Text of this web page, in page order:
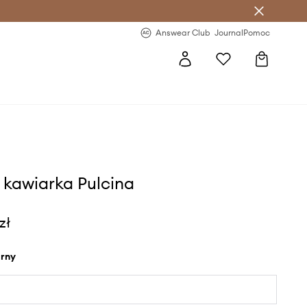
Answear Club JournalPomoc
kawiarka Pulcina